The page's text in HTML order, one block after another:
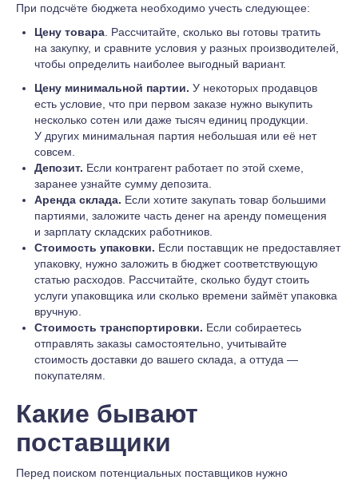
При подсчёте бюджета необходимо учесть следующее:
Цену товара . Рассчитайте, сколько вы готовы тратить
на закупку, и сравните условия у разных производителей,
чтобы определить наиболее выгодный вариант.
Цену минимальной партии. У некоторых продавцов
есть условие, что при первом заказе нужно выкупить
несколько сотен или даже тысяч единиц продукции.
У других минимальная партия небольшая или её нет
совсем.
Депозит. Если контрагент работает по этой схеме,
заранее узнайте сумму депозита.
Аренда склада. Если хотите закупать товар большими
партиями, заложите часть денег на аренду помещения
и зарплату складских работников.
Стоимость упаковки. Если поставщик не предоставляет
упаковку, нужно заложить в бюджет соответствующую
статью расходов. Рассчитайте, сколько будут стоить
услуги упаковщика или сколько времени займёт упаковка
вручную.
Стоимость транспортировки. Если собираетесь
отправлять заказы самостоятельно, учитывайте
стоимость доставки до вашего склада, а оттуда —
покупателям.
Какие бывают
поставщики
Перед поиском потенциальных поставщиков нужно